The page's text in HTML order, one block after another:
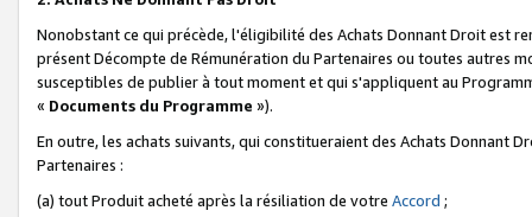
Nonobstant ce qui précède, l'éligibilité des Achats Donnant Droit est
présent Décompte de Rémunération du Partenaires ou toutes autres
susceptibles de publier à tout moment et qui s'appliquent au
« Documents du Programme »).
En outre, les achats suivants, qui constitueraient des Achats Donnant
Partenaires :
(a) tout Produit acheté après la résiliation de votre Accord ;